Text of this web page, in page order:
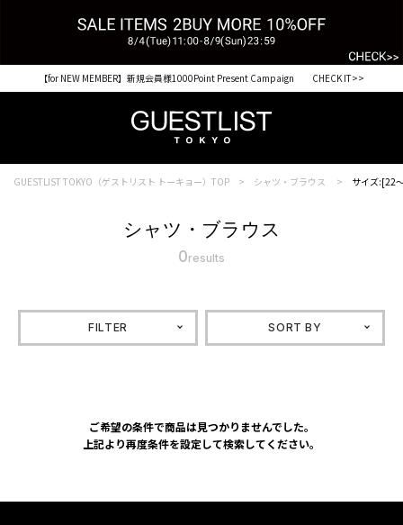
【for NEW MEMBER】新規会員様1000Point Present Campaign CHECK IT>>
GUESTLIST TOKYO（ゲストリスト トーキョー）TOP シャツ・ブラウス サイズ:[22
シャツ・ブラウス
0results
FILTER SORT BY
ご希望の条件で商品は見つかりませんでした。
上記より再度条件を設定して検索してください。